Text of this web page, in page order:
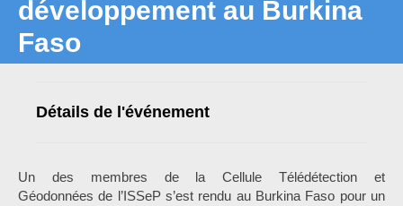
développement au Burkina
Faso
Détails de l'événement
Un des membres de la Cellule Télédétection et
Géodonnées de l’ISSeP s’est rendu au Burkina Faso pour un